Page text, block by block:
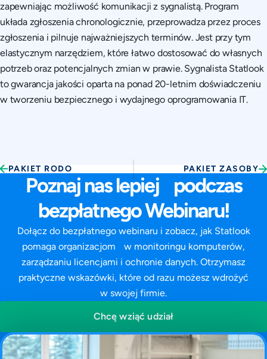
zapewniając możliwość komunikacji z sygnalistą. Program
układa zgłoszenia chronologicznie, przeprowadza przez proces
zgłoszenia i pilnuje najważniejszych terminów. Jest przy tym
elastycznym narzędziem, które łatwo dostosować do własnych
potrzeb oraz potencjalnych zmian w prawie. Sygnalista Statlook
to gwarancja jakości oparta na ponad 20-letnim doświadczeniu
w tworzeniu bezpiecznego i wydajnego oprogramowania IT.
PAKIET RODO PAKIET ZASOBY
Poznaj nas lepiej podczas
bezpłatnego Webinaru!
Dołącz do bezpłatnego webinaru i zobacz, jak Statlook
pomaga organizacjom w monitoringu komputerów,
zarządzaniu licencjami i ochronie danych. Otrzymasz
praktyczne wskazówki, które od razu możesz wdrożyć
w swojej firmie.
Chcę wziąć udział